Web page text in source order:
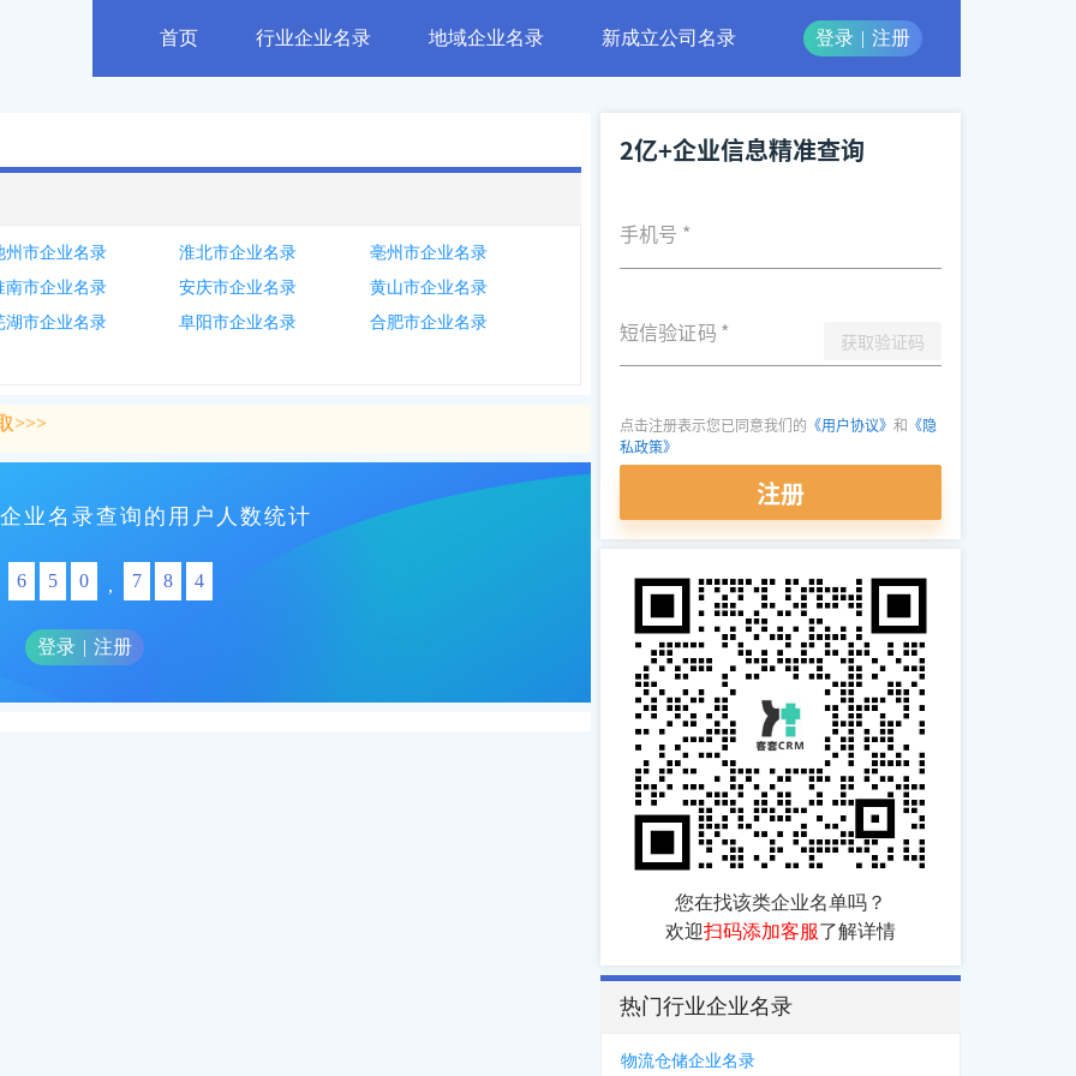
首页 行业企业名录 地域企业名录 新成立公司名录 登录 | 注册
州市企业名录 淮北市企业名录
亳州市企业名录
南市企业名录
安庆市企业名录
黄山市企业名录
湖市企业名录
阜阳市企业名录 合肥市企业名录
业名录查询的用户人数统计
6 5 0 , 7 8 4
登录 | 注册
2亿+企业信息精准查询
手机号 *
短信验证码 * 获取验证码
点击注册表示您已同意我们的 《用户协议》 和 《隐
私政策》
注册
您在找该类企业名单吗？
欢迎扫码添加客服了解详情
热门行业企业名录
物流仓储企业名录